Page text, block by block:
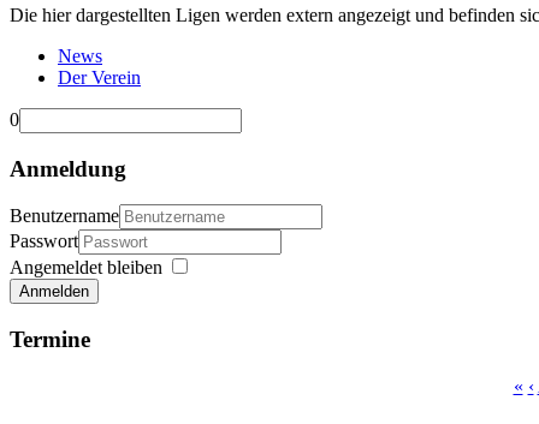
Die hier dargestellten Ligen werden extern angezeigt und befinden
News
Der Verein
0
Anmeldung
Benutzername
Passwort
Angemeldet bleiben
Anmelden
Termine
« ‹